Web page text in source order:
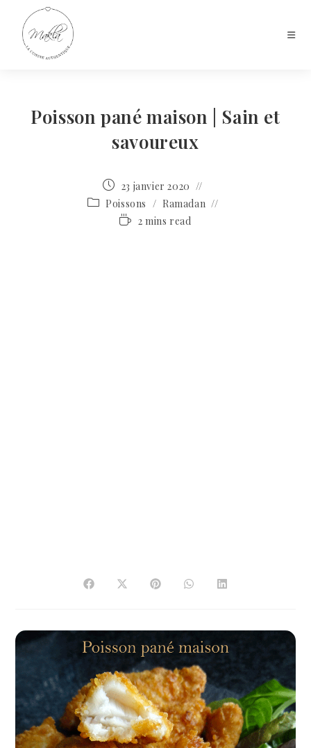
Poisson pané maison | Sain et
savoureux
23 janvier 2020
Poissons / Ramadan
2 mins read